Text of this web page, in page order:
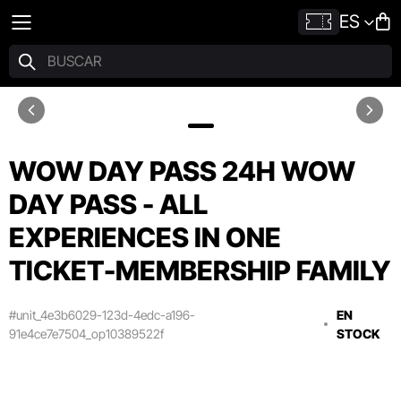
ES
WOW DAY PASS 24H WOW
DAY PASS - ALL
EXPERIENCES IN ONE
TICKET-MEMBERSHIP FAMILY
#unit_4e3b6029-123d-4edc-a196-
91e4ce7e7504_op10389522f
EN
STOCK